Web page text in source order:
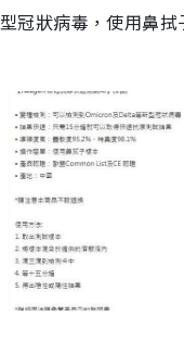
冠狀病毒，使用鼻拭